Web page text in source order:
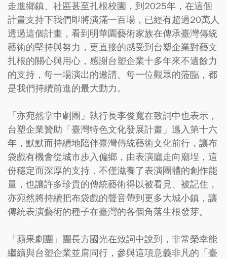
走進鄉鎮、社區甚至扎根校園，到2025年，在這個
計畫支持下我們即將演滿一百場，已經有超過20萬人
透過這個計畫，看到明華園藝術家族在傳承臺灣傳統
藝術的堅持與努力，更直接的感受到台塑企業對藝文
扎根的關心與用心，感謝台塑企業十多年來不遺餘力
的支持，每一場演出的邀請、每一位觀眾的蒞臨，都
是我們持續前進的最大動力。
「亦宛然掌中劇團」執行長李俊寬在致詞中也表示，
台塑企業贊助「臺灣特色文化發展計畫」邁入第十六
年，默默而持續地陪伴臺灣傳統藝術文化前行，讓布
袋戲有機會從城市步入偏鄉，由表演廳走向廟埕，這
份穩定而深厚的支持，不僅滋養了表演團體的創作能
量，也讓許多珍貴的傳統藝術得以被看見、被記住，
亦宛然將持續把布袋戲的聲音帶到更多大城小鎮，讓
傳統表演藝術的種子在臺灣的各個角落生根發芽。
「蘋果劇團」團長方國光在致詞中說到，非常榮幸能
繼續與台塑企業並肩同行，參與這項意義非凡的「臺